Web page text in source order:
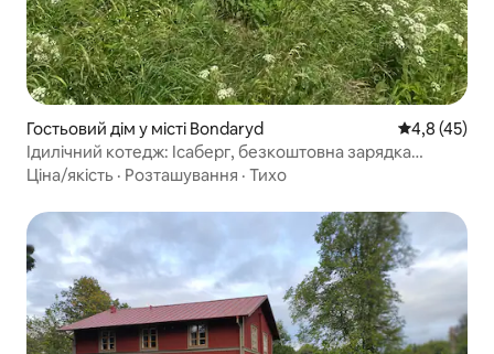
Гостьовий дім у місті Bondaryd Середня
4,8 (45)
Ідилічний котедж: Ісаберг, безкоштовна зарядка
електромобіля
Ціна/якість · Розташування · Тихо